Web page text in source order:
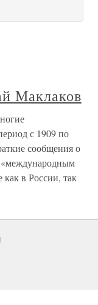
Маклаков
с 1909 по
сообщения о
в России, так